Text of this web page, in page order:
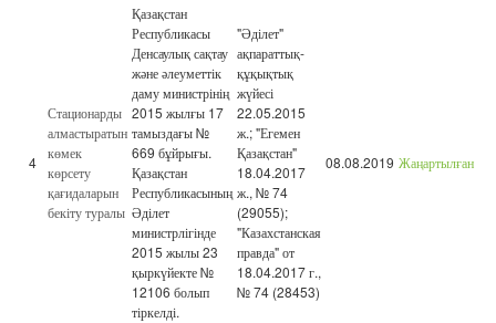
4
Стационарды
алмастыратын
көмек
көрсету
қағидаларын
бекіту туралы
Қазақстан
Республикасы
Денсаулық сақтау
және әлеуметтік
даму министрінің
2015 жылғы 17
тамыздағы №
669 бұйрығы.
Қазақстан
Республикасының
Әділет
министрлігінде
2015 жылы 23
қыркүйекте №
12106 болып
тіркелді.
"Әділет"
ақпараттық-
құқықтық
жүйесі
22.05.2015
ж.; "Егемен
Қазақстан"
18.04.2017
ж., № 74
(29055);
"Казахстанская
правда" от
18.04.2017 г.,
№ 74 (28453)
08.08.2019 Жаңартылған